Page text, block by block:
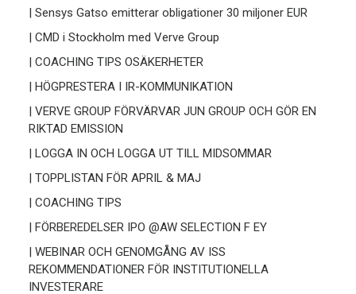
| Sensys Gatso emitterar obligationer 30 miljoner EUR
| CMD i Stockholm med Verve Group
| COACHING TIPS OSÄKERHETER
| HÖGPRESTERA I IR-KOMMUNIKATION
| VERVE GROUP FÖRVÄRVAR JUN GROUP OCH GÖR EN
RIKTAD EMISSION
| LOGGA IN OCH LOGGA UT TILL MIDSOMMAR
| TOPPLISTAN FÖR APRIL & MAJ
| COACHING TIPS
| FÖRBEREDELSER IPO @AW SELECTION F EY
| WEBINAR OCH GENOMGÅNG AV ISS
REKOMMENDATIONER FÖR INSTITUTIONELLA
INVESTERARE